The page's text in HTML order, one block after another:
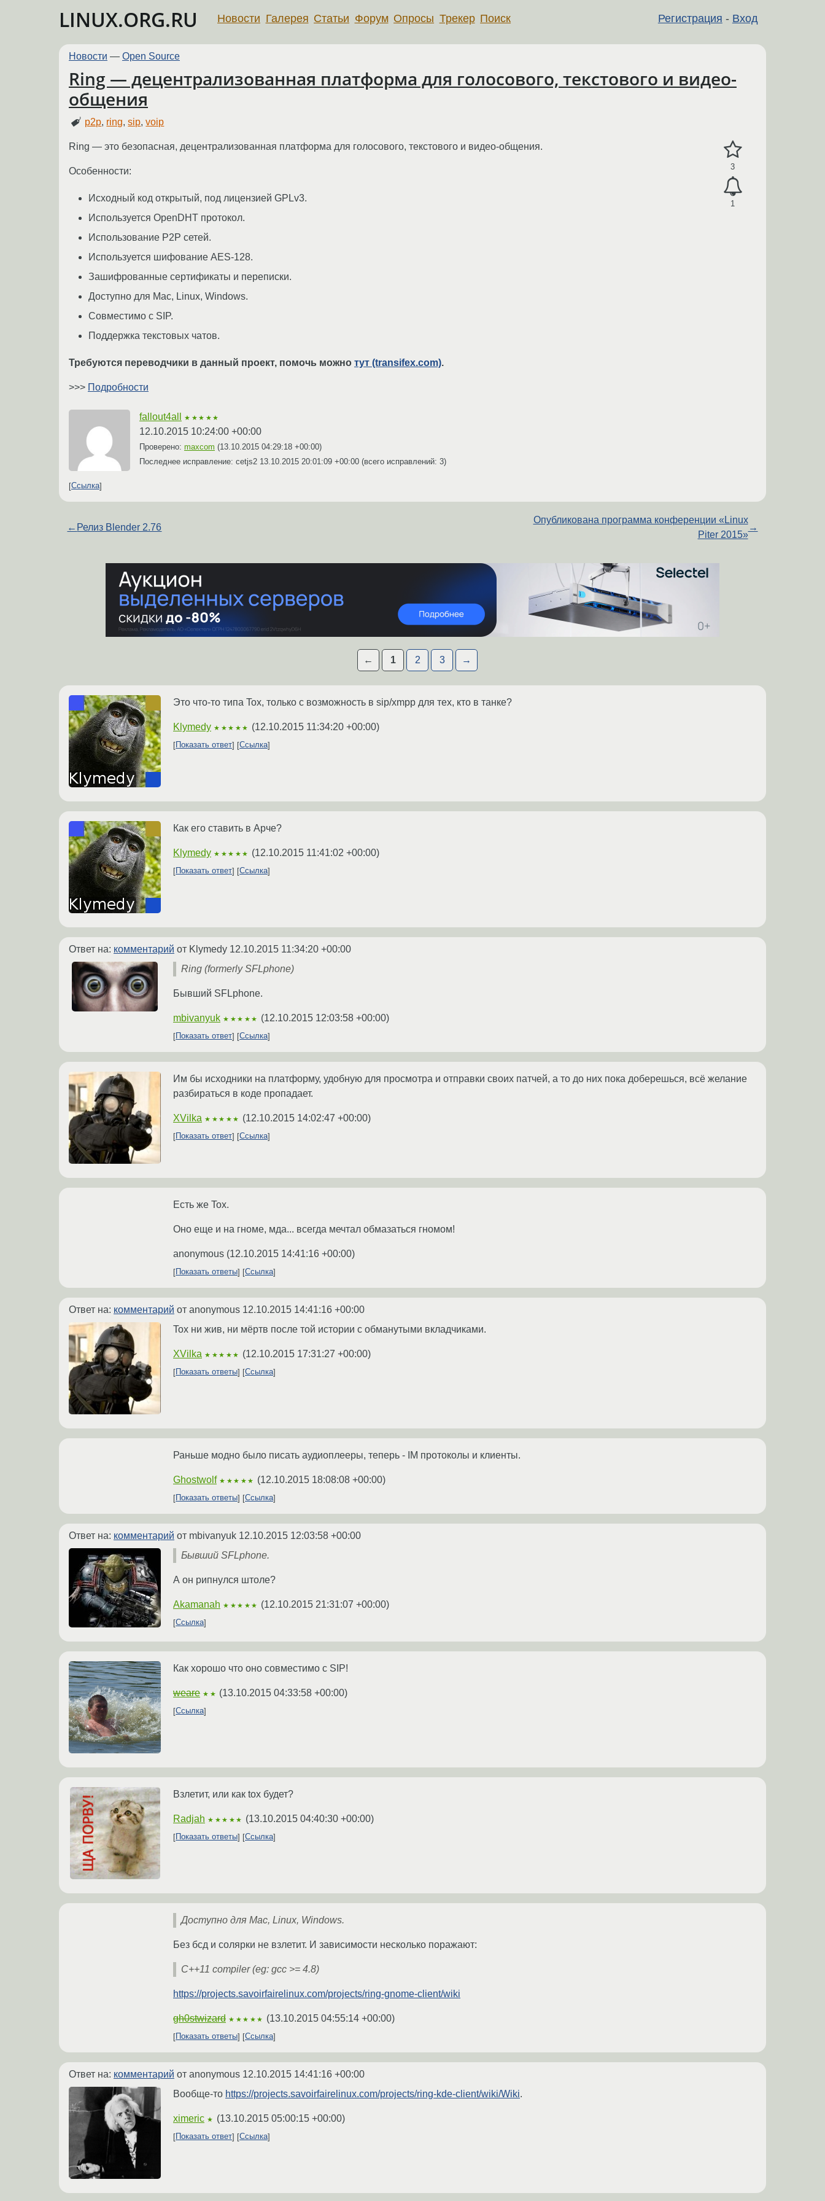
LINUX.ORG.RU Регистрация - Вход
Новости Галерея Статьи Форум Опросы Трекер Поиск
Новости — Open Source
Ring — децентрализованная платформа для голосового, текстового и видео-
общения
p2p, ring,sip,voip
3
1
Ring — это безопасная, децентрализованная платформа для голосового, текстового и видео-общения.
Особенности:
Исходный код открытый, под лицензией GPLv3.
Используется OpenDHT протокол.
Использование P2P сетей.
Используется шифование AES-128.
Зашифрованные сертификаты и переписки.
Доступно для Mac, Linux, Windows.
Совместимо с SIP.
Поддержка текстовых чатов.
Требуются переводчики в данный проект, помочь можно тут (transifex.com).
>>> Подробности
fallout4all ★★★★★
12.10.2015 10:24:00 +00:00
Проверено: maxcom (13.10.2015 04:29:18 +00:00)
Последнее исправление: cetjs2 13.10.2015 20:01:09 +00:00 (всего исправлений: 3)
Ссылка
← Релиз Blender 2.76
Опубликована программа конференции «Linux
Piter 2015»
→
← 1 2 3 →
Это что-то типа Tox, только с возможность в sip/xmpp для тех, кто в танке?
Klymedy ★★★★★ (12.10.2015 11:34:20 +00:00)
Показать ответ Ссылка
Как его ставить в Арче?
Klymedy ★★★★★ (12.10.2015 11:41:02 +00:00)
Показать ответ Ссылка
Ответ на: комментарий от Klymedy 12.10.2015 11:34:20 +00:00
Ring (formerly SFLphone)
Бывший SFLphone.
mbivanyuk ★★★★★ (12.10.2015 12:03:58 +00:00)
Показать ответ Ссылка
Им бы исходники на платформу, удобную для просмотра и отправки своих патчей, а то до них пока доберешься, всё желание
разбираться в коде пропадает.
XVilka ★★★★★ (12.10.2015 14:02:47 +00:00)
Показать ответ Ссылка
Есть же Tox.
Оно еще и на гноме, мда... всегда мечтал обмазаться гномом!
anonymous (12.10.2015 14:41:16 +00:00)
Показать ответы Ссылка
Ответ на: комментарий от anonymous 12.10.2015 14:41:16 +00:00
Tox ни жив, ни мёртв после той истории с обманутыми вкладчиками.
XVilka ★★★★★ (12.10.2015 17:31:27 +00:00)
Показать ответы Ссылка
Раньше модно было писать аудиоплееры, теперь - IM протоколы и клиенты.
Ghostwolf ★★★★★ (12.10.2015 18:08:08 +00:00)
Показать ответы Ссылка
Ответ на: комментарий от mbivanyuk 12.10.2015 12:03:58 +00:00
Бывший SFLphone.
А он рипнулся штоле?
Akamanah ★★★★★ (12.10.2015 21:31:07 +00:00)
Ссылка
Как хорошо что оно совместимо с SIP!
weare ★★ (13.10.2015 04:33:58 +00:00)
Ссылка
Взлетит, или как tox будет?
Radjah ★★★★★ (13.10.2015 04:40:30 +00:00)
Показать ответы Ссылка
Доступно для Mac, Linux, Windows.
Без бсд и солярки не взлетит. И зависимости несколько поражают:
C++11 compiler (eg: gcc >= 4.8)
https://projects.savoirfairelinux.com/projects/ring-gnome-client/wiki
gh0stwizard ★★★★★ (13.10.2015 04:55:14 +00:00)
Показать ответы Ссылка
Ответ на: комментарий от anonymous 12.10.2015 14:41:16 +00:00
Вообще-то https://projects.savoirfairelinux.com/projects/ring-kde-client/wiki/Wiki.
ximeric ★ (13.10.2015 05:00:15 +00:00)
Показать ответ Ссылка